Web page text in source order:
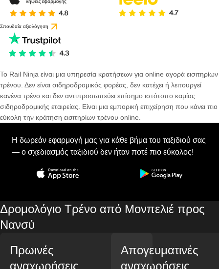
Σπουδαία αξιολόγηση
Το Rail Ninja είναι μια υπηρεσία κρατήσεων για online αγορά εισιτηρίων
τρένου. Δεν είναι σιδηροδρομικός φορέας, δεν κατέχει ή λειτουργεί
κανένα τρένο και δεν αντιπροσωπεύει επίσημο ιστότοπο καμίας
σιδηροδρομικής εταιρείας. Είναι μια εμπορική επιχείρηση που κάνει πιο
εύκολη την κράτηση εισιτηρίων τρένου online.
Η δωρεάν εφαρμογή μας για κάθε βήμα του ταξιδιού σας
— ο σχεδιασμός ταξιδιού δεν ήταν ποτέ πιο εύκολος!
Δρομολόγιο Τρένο από Μονπελιέ προς
Νανσύ
Πρωινές
αναχωρήσεις
Απογευματινές
αναχωρήσεις